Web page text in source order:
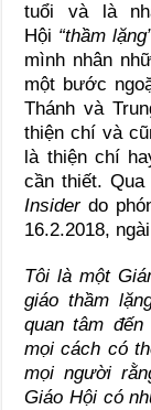
tuổi và là
Hội “thầm
mình nhân
một bước
Thánh và
thiện chí và
là thiện chí
cần thiết.
Insiderdo
16.2.2018,
Tôi là một
giáo thầm
quan tâm
mọi cách có
mọi người
Giáo Hội có